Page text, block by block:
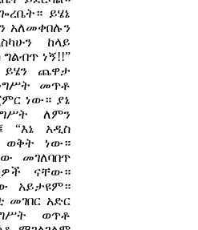
ይሄኔ
አለመቀበሉን
ከላይ
ነኝ!!”
ጨዋታ
መጥቶ
ነው። ያኔ
ለምን
“እኔ አዲስ
ወቅት ነው።
መገለባበጥ
ናቸው።
አይታዩም።
መገበር አድር
ወጥቶ